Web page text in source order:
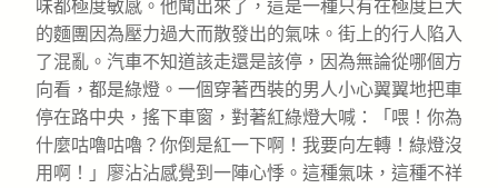
味都極度敏感。他聞出來了，這是一種只有在極度巨大
的麵團因為壓力過大而散發出的氣味。街上的行人陷入
了混亂。汽車不知道該走還是該停，因為無論從哪個方
向看，都是綠燈。一個穿著西裝的男人小心翼翼地把車
停在路中央，搖下車窗，對著紅綠燈大喊：「喂！你為
什麼咕嚕咕嚕？你倒是紅一下啊！我要向左轉！綠燈沒
用啊！」廖沾沾感覺到一陣心悸。這種氣味，這種不祥